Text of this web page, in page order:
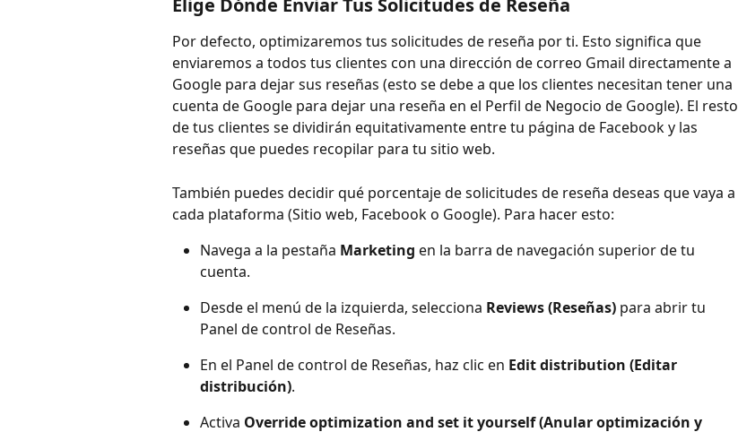
Elige Dónde Enviar Tus Solicitudes de Reseña
Por defecto, optimizaremos tus solicitudes de reseña por ti. Esto significa que
enviaremos a todos tus clientes con una dirección de correo Gmail directamente a
Google para dejar sus reseñas (esto se debe a que los clientes necesitan tener una
cuenta de Google para dejar una reseña en el Perfil de Negocio de Google). El resto
de tus clientes se dividirán equitativamente entre tu página de Facebook y las
reseñas que puedes recopilar para tu sitio web.
También puedes decidir qué porcentaje de solicitudes de reseña deseas que vaya a
cada plataforma (Sitio web, Facebook o Google). Para hacer esto:
Navega a la pestaña Marketing en la barra de navegación superior de tu
cuenta.
Desde el menú de la izquierda, selecciona Reviews (Reseñas) para abrir tu
Panel de control de Reseñas.
En el Panel de control de Reseñas, haz clic en Edit distribution (Editar
distribución).
Activa Override optimization and set it yourself (Anular optimización y